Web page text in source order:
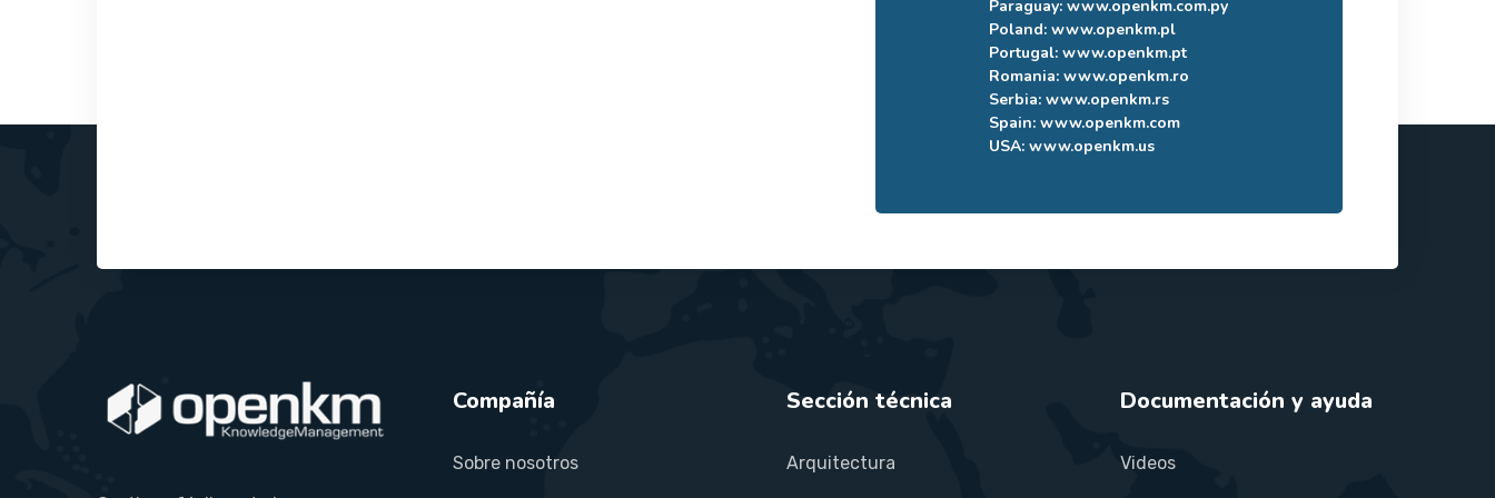
Paraguay:www.openkm.com.py
Poland:www.openkm.pl
Portugal:www.openkm.pt
Romania:www.openkm.ro
Serbia:www.openkm.rs
Spain:www.openkm.com
USA:www.openkm.us
Compañía
Sobre nosotros
Sección técnica
Arquitectura
Documentación y ayuda
Videos